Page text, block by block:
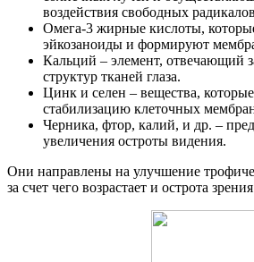
воздействия свободных
Омега-3 жирные кислоты,
эйкозаноиды и формируют
Кальций – элемент, отвечающий
структур тканей глаза.
Цинк и селен – вещества,
стабилизацию клеточных
Черника, фтор, калий, и др. –
увеличения остроты видения.
Они направлены на улучшение
за счет чего возрастает и острота